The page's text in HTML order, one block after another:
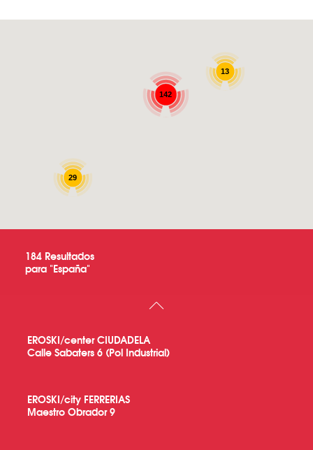
13
142
29
184Resultados
para "España"
EROSKI/center CIUDADELA
Calle Sabaters 6 (Pol Industrial)
EROSKI/city FERRERIAS
Maestro Obrador 9